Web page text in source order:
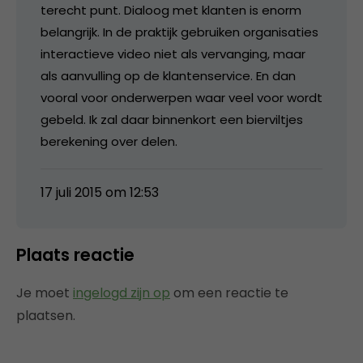
terecht punt. Dialoog met klanten is enorm
belangrijk. In de praktijk gebruiken organisaties
interactieve video niet als vervanging, maar
als aanvulling op de klantenservice. En dan
vooral voor onderwerpen waar veel voor wordt
gebeld. Ik zal daar binnenkort een bierviltjes
berekening over delen.
17 juli 2015 om 12:53
Plaats reactie
Je moet ingelogd zijn op om een reactie te
plaatsen.